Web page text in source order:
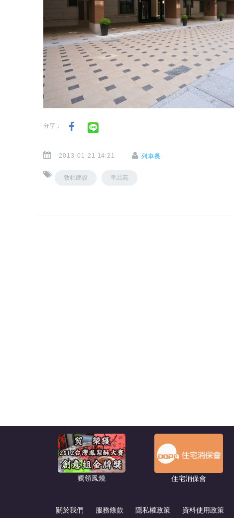
分享：
2013-01-21 14:21 列車長
敦柏建設 皇品苑
獨領鳳燒 住宅消保會
關於我們 服務條款 隱私權政策 資料使用政策